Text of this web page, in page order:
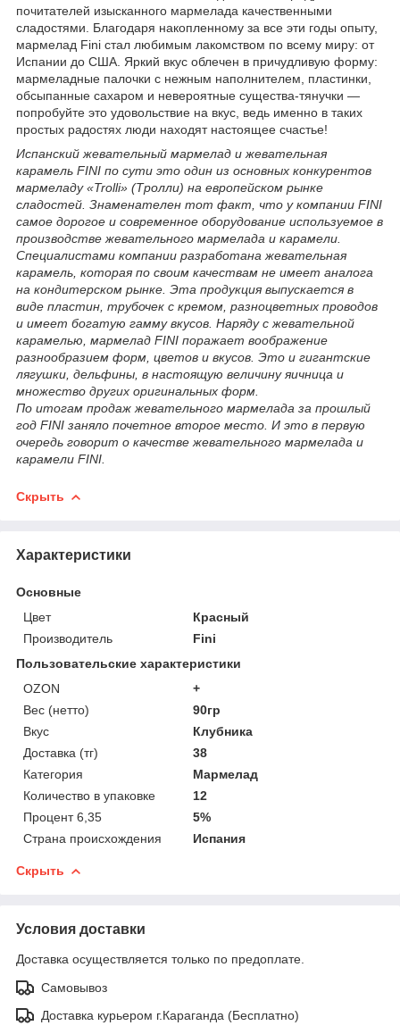
почитателей изысканного мармелада качественными
сладостями. Благодаря накопленному за все эти годы опыту,
мармелад Fini стал любимым лакомством по всему миру: от
Испании до США. Яркий вкус облечен в причудливую форму:
мармеладные палочки с нежным наполнителем, пластинки,
обсыпанные сахаром и невероятные существа-тянучки —
попробуйте это удовольствие на вкус, ведь именно в таких
простых радостях люди находят настоящее счастье!
Испанский жевательный мармелад и жевательная
карамель FINI по сути это один из основных конкурентов
мармеладу «Trolli» (Тролли) на европейском рынке
сладостей. Знаменателен тот факт, что у компании FINI
cамое дорогое и современное оборудование используемое в
производстве жевательного мармелада и карамели.
Специалистами компании разработана жевательная
карамель, которая по своим качествам не имеет аналога
на кондитерском рынке. Эта продукция выпускается в
виде пластин, трубочек с кремом, разноцветных проводов
и имеет богатую гамму вкусов. Наряду с жевательной
карамелью, мармелад FINI поражает воображение
разнообразием форм, цветов и вкусов. Это и гигантские
лягушки, дельфины, в настоящую величину яичница и
множество других оригинальных форм.
По итогам продаж жевательного мармелада за прошлый
год FINI заняло почетное второе место. И это в первую
очередь говорит о качестве жевательного мармелада и
карамели FINI.
Скрыть
Характеристики
Основные
Цвет
Красный
Производитель
Fini
Пользовательские характеристики
OZON
+
Вес (нетто)
90гр
Вкус
Клубника
Доставка (тг)
38
Категория
Мармелад
Количество в упаковке
12
Процент 6,35
5%
Страна происхождения
Испания
Скрыть
Условия доставки
Доставка осуществляется только по предоплате.
Самовывоз
Доставка курьером г.Караганда (Бесплатно)